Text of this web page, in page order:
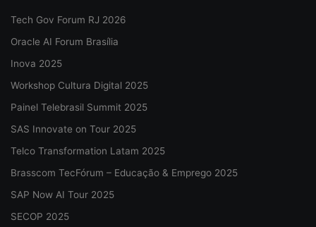
Tech Gov Forum RJ 2026
Oracle AI Forum Brasília
Inova 2025
Workshop Cultura Digital 2025
Painel Telebrasil Summit 2025
SAS Innovate on Tour 2025
Telco Transformation Latam 2025
Brasscom TecFórum – Educação & Emprego 2025
SAP Now AI Tour 2025
SECOP 2025